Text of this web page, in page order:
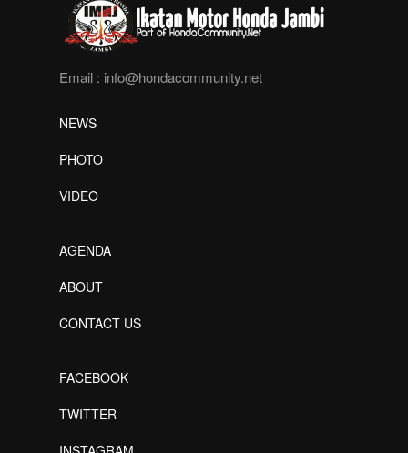
Email : info@hondacommunity.net
NEWS
PHOTO
VIDEO
AGENDA
ABOUT
CONTACT US
FACEBOOK
TWITTER